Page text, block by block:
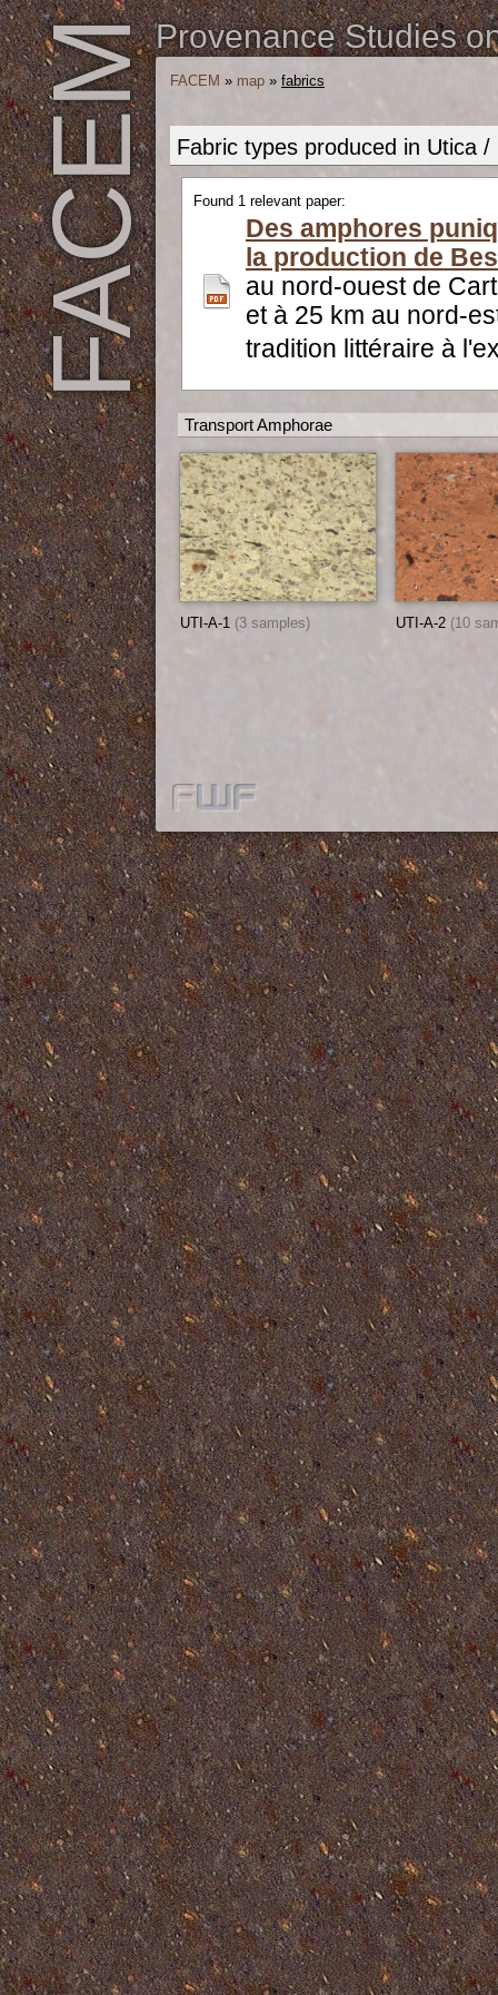
FACEMProvenance Studies
FACEM » map » fabrics
Fabric types produced in Utica /
Found 1 relevant paper:
Des amphores
la production de
au nord-ouest de
et à 25 km au nord-
tradition littéraire à
Transport Amphorae
UTI-A-1 (3 samples) UTI-A-2 (10